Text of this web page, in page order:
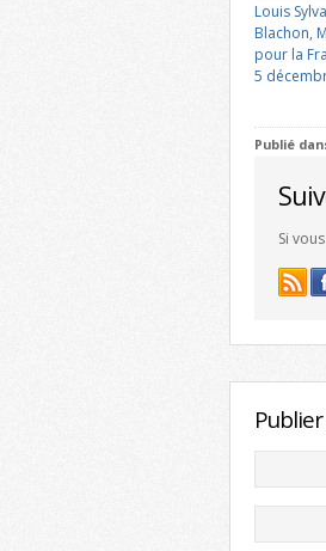
Louis
Blachon,
pour la
5
Publié
Si